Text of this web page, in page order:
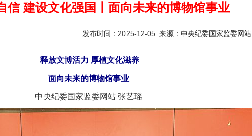
信 建设文化强国丨面向未来的博物馆事业
发布时间：2025-12-05 来源： 中央纪委国家监委网站
释放文博活力 厚植文化滋养
面向未来的博物馆事业
中央纪委国家监委网站 张艺瑶